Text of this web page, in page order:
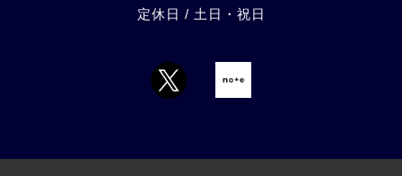
定休日 / 土日・祝日